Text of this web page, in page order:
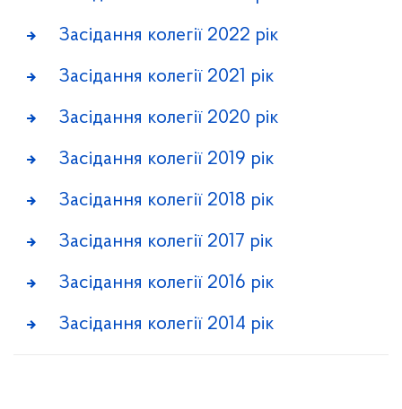
Засідання колегії 2022 рік
Засідання колегії 2021 рік
Засідання колегії 2020 рік
Засідання колегії 2019 рік
Засідання колегії 2018 рік
Засідання колегії 2017 рік
Засідання колегії 2016 рік
Засідання колегії 2014 рік